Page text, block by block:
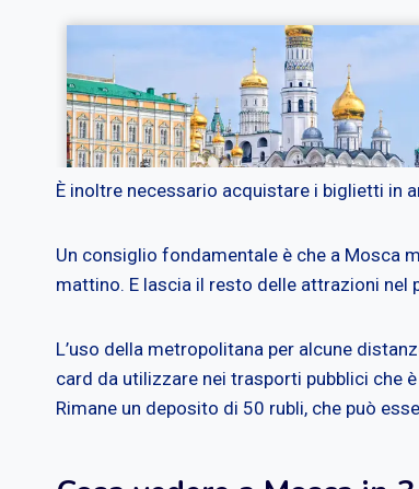
È inoltre necessario acquistare i biglietti in
Un consiglio fondamentale è che a Mosca
mattino. E lascia il resto delle attrazioni nel
L’uso della metropolitana per alcune
card da utilizzare nei trasporti pubblici che
Rimane un deposito di 50 rubli, che può